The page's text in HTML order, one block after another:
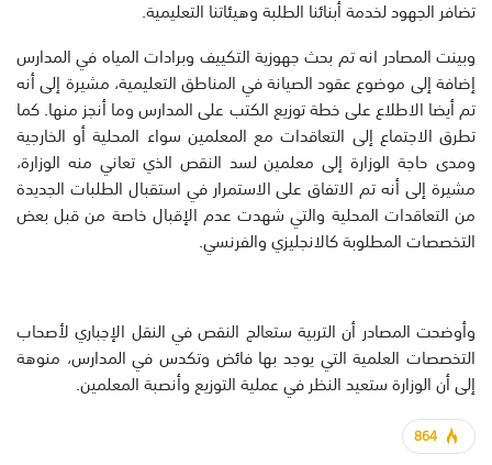
تضافر الجهود لخدمة أبنائنا الطلبة وهيئاتنا التعليمية.
وبينت المصادر انه تم بحث جهوزية التكييف وبرادات المياه في المدارس
إضافة إلى موضوع عقود الصيانة في المناطق التعليمية، مشيرة إلى أنه
تم أيضا الاطلاع على خطة توزيع الكتب على المدارس وما أنجز منها. كما
تطرق الاجتماع إلى التعاقدات مع المعلمين سواء المحلية أو الخارجية
ومدى حاجة الوزارة إلى معلمين لسد النقص الذي تعاني منه الوزارة،
مشيرة إلى أنه تم الاتفاق على الاستمرار في استقبال الطلبات الجديدة
من التعاقدات المحلية والتي شهدت عدم الإقبال خاصة من قبل بعض
التخصصات المطلوبة كالانجليزي والفرنسي.
وأوضحت المصادر أن التربية ستعالج النقص في النقل الإجباري لأصحاب
التخصصات العلمية التي يوجد بها فائض وتكدس في المدارس، منوهة
إلى أن الوزارة ستعيد النظر في عملية التوزيع وأنصبة المعلمين.
864